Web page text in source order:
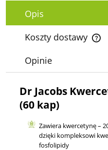
Opis
Koszty dostawy
Cena nie zawiera ewentualnych
Opinie
Dr Jacobs
(60 kap)
Zawiera kwercetynę –
dzięki kompleksowi
fosfolipidy